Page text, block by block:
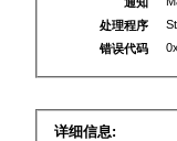
处理程序
错误代码
详细信息: